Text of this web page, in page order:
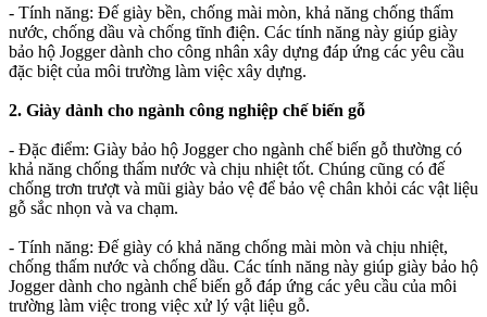
- Tính năng: Đế giày bền, chống mài mòn, khả năng chống thấm
nước, chống dầu và chống tĩnh điện. Các tính năng này giúp giày
bảo hộ Jogger dành cho công nhân xây dựng đáp ứng các yêu cầu
đặc biệt của môi trường làm việc xây dựng.
2. Giày dành cho ngành công nghiệp chế biến gỗ
- Đặc điểm: Giày bảo hộ Jogger cho ngành chế biến gỗ thường có
khả năng chống thấm nước và chịu nhiệt tốt. Chúng cũng có đế
chống trơn trượt và mũi giày bảo vệ để bảo vệ chân khỏi các vật liệu
gỗ sắc nhọn và va chạm.
- Tính năng: Đế giày có khả năng chống mài mòn và chịu nhiệt,
chống thấm nước và chống dầu. Các tính năng này giúp giày bảo hộ
Jogger dành cho ngành chế biến gỗ đáp ứng các yêu cầu của môi
trường làm việc trong việc xử lý vật liệu gỗ.